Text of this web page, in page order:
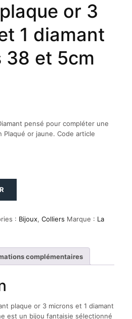
or 3
1 diamant
38 et 5cm
pensé pour compléter une
or jaune. Code article
: Bijoux, Colliers Marque : La
complémentaires
plaque or 3 microns et 1 diamant
est un bijou fantaisie sélectionné